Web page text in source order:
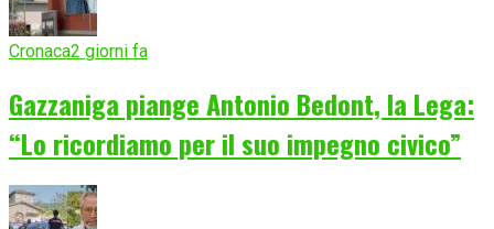
Cronaca2 giorni fa
Gazzaniga piange Antonio Bedont, la Lega:
“Lo ricordiamo per il suo impegno civico”